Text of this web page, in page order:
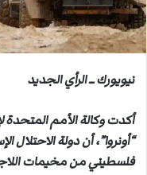
ل
ك
ر
ي
نيويورك ــ الرأي الجديد
أكدت وكالة الأمم المتحدة
فلسطيني من مخيمات